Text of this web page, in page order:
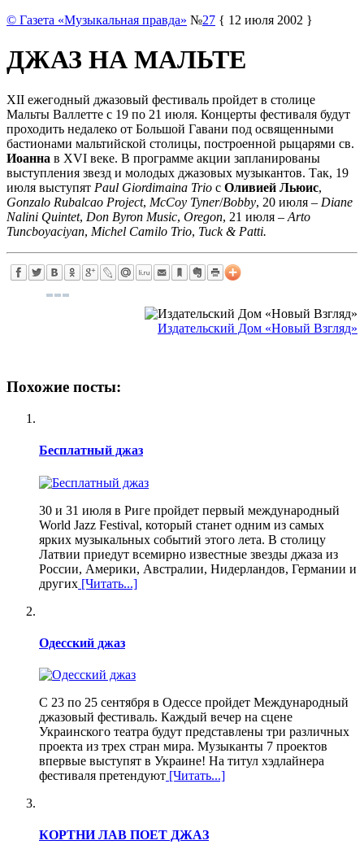
© Газета «Музыкальная правда» №27 { 12 июля 2002 }
ДЖАЗ НА МАЛЬТЕ
XII ежегодный джазовый фестиваль пройдет в столице
Мальты Валлетте с 19 по 21 июля. Концерты фестиваля будут
проходить недалеко от Большой Гавани под освященными
бастионами мальтийской столицы, построенной рыцарями св.
Иоанна в XVI веке. В программе акции запланированы
выступления звезд и молодых джазовых музыкантов. Так, 19
июля выступят Paul Giordimaina Trio с Оливией Льюис,
Gonzalo Rubalcao Project, McCoy Tyner/Bobby, 20 июля – Diane
Nalini Quintet, Don Byron Music, Oregon, 21 июля – Arto
Tuncboyaciyan, Michel Camilo Trio, Tuck & Patti.
Издательский Дом «Новый Взгляд»
Похожие посты:
Бесплатный джаз
30 и 31 июля в Риге пройдет первый международный
World Jazz Festival, который станет одним из самых
ярких музыкальных событий этого лета. В столицу
Латвии приедут всемирно известные звезды джаза из
России, Америки, Австралии, Нидерландов, Германии и
других [Читать...]
Одесский джаз
С 23 по 25 сентября в Одессе пройдет Международный
джазовый фестиваль. Каждый вечер на сцене
Украинского театра будут представлены три различных
проекта из трех стран мира. Музыканты 7 проектов
впервые выступят в Украине! На титул хэдлайнера
фестиваля претендуют [Читать...]
КОРТНИ ЛАВ ПОЕТ ДЖАЗ